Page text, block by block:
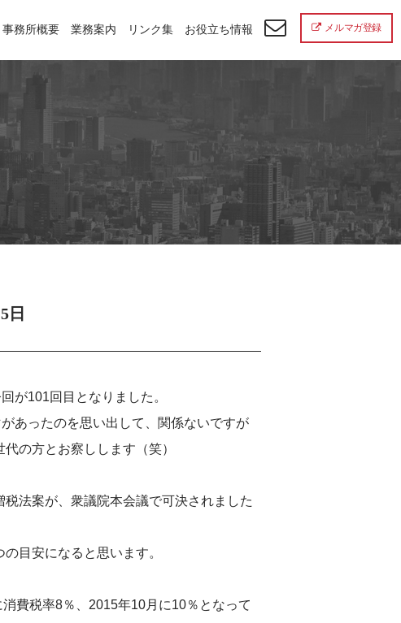
務所
事務所概要 業務案内 リンク集 お役立ち情報 メルマガ登録
日
が101回目となりました。
あったのを思い出して、関係ないですが
の方とお察しします（笑）
法案が、衆議院本会議で可決されました
目安になると思います。
費税率8％、2015年10月に10％となって